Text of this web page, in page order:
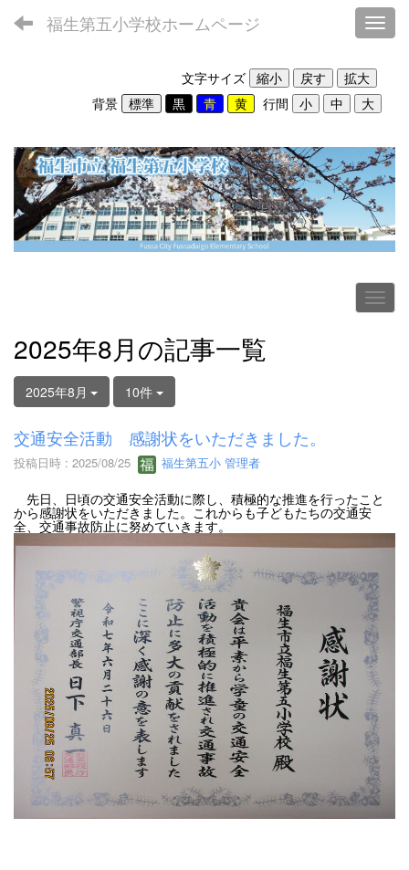
福生第五小学校ホームページ
文字サイズ
背景
行間
2025年8月の記事一覧
2025年8月 10件
交通安全活動 感謝状をいただきました。
投稿日時 : 2025/08/25 福生第五小 管理者
先日、日頃の交通安全活動に際し、積極的な推進を行ったこと
から感謝状をいただきました。これからも子どもたちの交通安
全、交通事故防止に努めていきます。